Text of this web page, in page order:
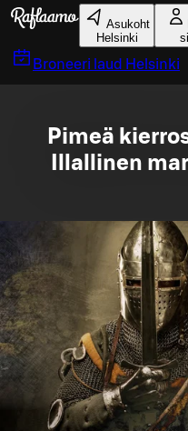
Liigu peamise sisu juurde
Asukoht
Helsinki
Broneeri laud Helsinki
Pimeä
Illallinen